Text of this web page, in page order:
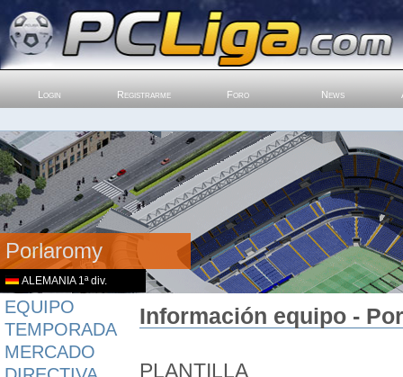
Login Registrarme Foro News
Porlaromy
ALEMANIA 1ª div.
EQUIPO
TEMPORADA
MERCADO
Información equipo -
PLANTILLA